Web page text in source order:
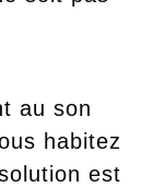
au son
habitez
est